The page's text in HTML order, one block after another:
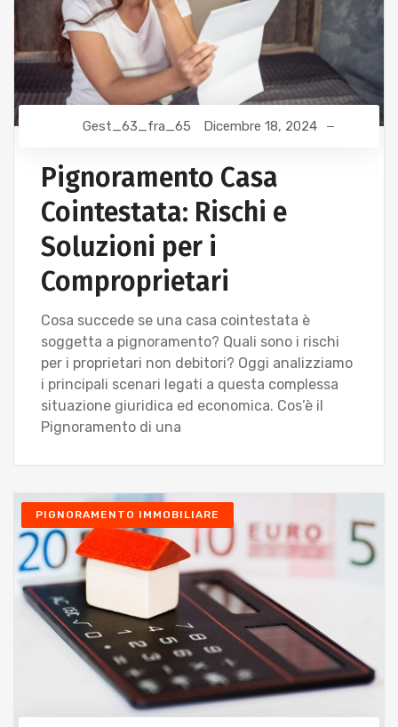
Gest_63_fra_65 Dicembre 18, 2024
Pignoramento Casa
Cointestata: Rischi e
Soluzioni per i
Comproprietari
Cosa succede se una casa cointestata è
soggetta a pignoramento? Quali sono i rischi
per i proprietari non debitori? Oggi analizziamo
i principali scenari legati a questa complessa
situazione giuridica ed economica. Cos’è il
Pignoramento di una
PIGNORAMENTO IMMOBILIARE